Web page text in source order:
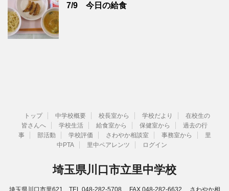
7/9 今日の給食
トップ 中学校概要 校長室から 学校だより
在校生の
皆さんへ
学校生活 給食室から 保健室から
過去の行
事
部活動 学校評価 さわやか相談室 事務室から
里
中PTA
里中ペアレンツ ログイン
埼玉県川口市立里中学校
埼玉県川口市里621 TEL.048-282-5708 FAX.048-282-6632 さわやか相